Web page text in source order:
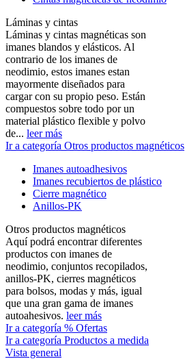
Láminas y cintas
Láminas y cintas magnéticas son
imanes blandos y elásticos. Al
contrario de los imanes de
neodimio, estos imanes estan
mayormente diseñados para
cargar con su propio peso. Están
compuestos sobre todo por un
material plástico flexible y polvo
de... leer más
Ir a categoría Otros productos magnéticos
Imanes autoadhesivos
Imanes recubiertos de plástico
Cierre magnético
Anillos-PK
Otros productos magnéticos
Aquí podrá encontrar diferentes
productos con imanes de
neodimio, conjuntos recopilados,
anillos-PK, cierres magnéticos
para bolsos, modas y más, igual
que una gran gama de imanes
autoahesivos. leer más
Ir a categoría % Ofertas
Ir a categoría Productos a medida
Vista general